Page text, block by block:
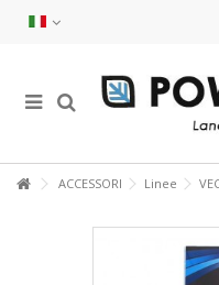
ACCESSORI Linee